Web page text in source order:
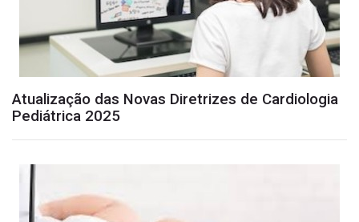
Atualização das Novas Diretrizes de Cardiologia
Pediátrica 2025